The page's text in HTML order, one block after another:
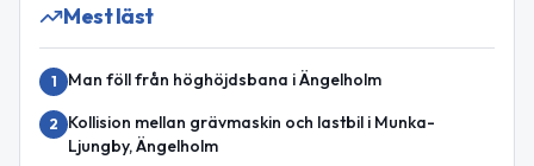
Mest läst
1 Man föll från höghöjdsbana i Ängelholm
2
Kollision mellan grävmaskin och lastbil i Munka-
Ljungby, Ängelholm